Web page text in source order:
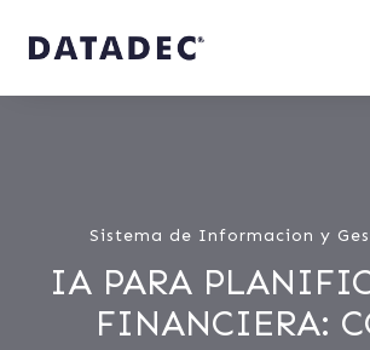
Sistema de Informacion y
IA PARA
FINANCIERA: